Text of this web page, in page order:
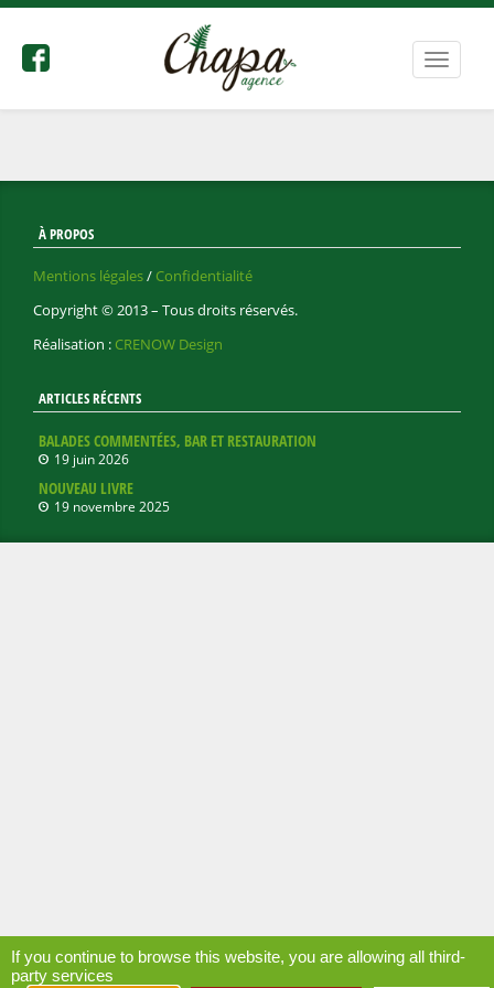
la
À PROPOS
Mentions légales/ Confidentialité
Copyright © 2013 – Tous droits réservés.
Réalisation : CRENOW Design
ARTICLES RÉCENTS
BALADES COMMENTÉES, BAR ET RESTAURATION
19 juin 2026
NOUVEAU LIVRE
19 novembre 2025
If you continue to browse this website, you are allowing all third-
party services